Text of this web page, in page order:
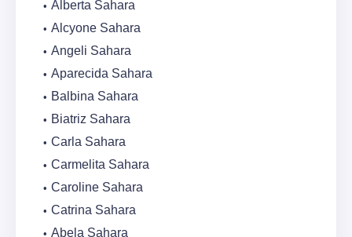
Alberta Sahara
Alcyone Sahara
Angeli Sahara
Aparecida Sahara
Balbina Sahara
Biatriz Sahara
Carla Sahara
Carmelita Sahara
Caroline Sahara
Catrina Sahara
Abela Sahara